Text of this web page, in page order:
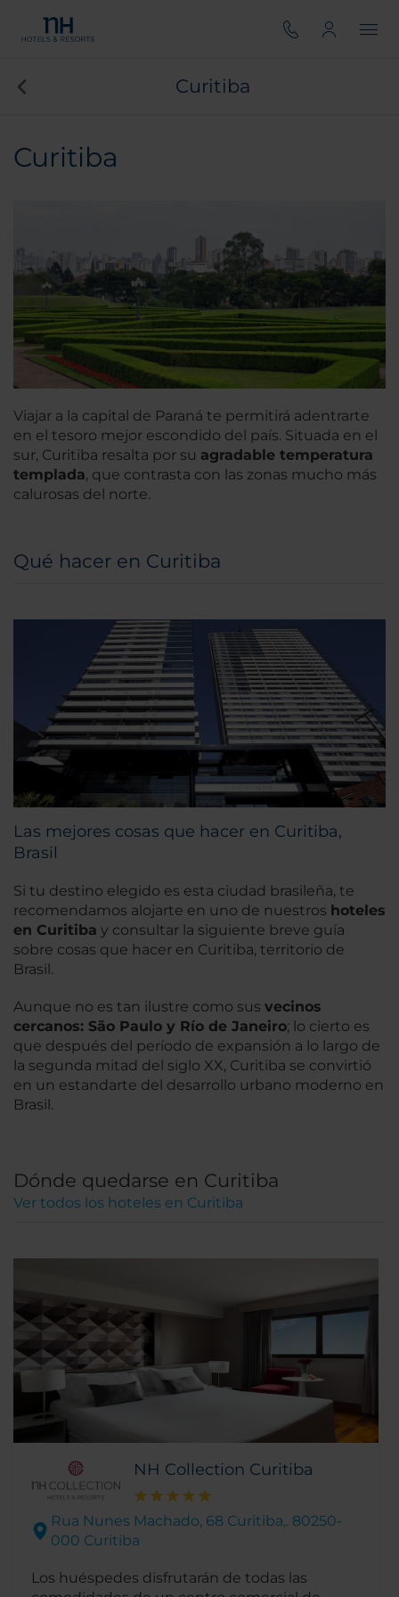
Curitiba
Curitiba
Viajar a la capital de Paraná te permitirá adentrarte
en el tesoro mejor escondido del país. Situada en el
sur, Curitiba resalta por su agradable temperatura
templada, que contrasta con las zonas mucho más
calurosas del norte.
Qué hacer en Curitiba
Las mejores cosas que hacer en Curitiba,
Brasil
Si tu destino elegido es esta ciudad brasileña, te
recomendamos alojarte en uno de nuestros hoteles
en Curitiba y consultar la siguiente breve guía
sobre cosas que hacer en Curitiba, territorio de
Brasil.
Aunque no es tan ilustre como sus vecinos
cercanos: São Paulo y Río de Janeiro; lo cierto es
que después del período de expansión a lo largo de
la segunda mitad del siglo XX, Curitiba se convirtió
en un estandarte del desarrollo urbano moderno en
Brasil.
Dónde quedarse en Curitiba
Ver todos los hoteles en Curitiba
NH Collection Curitiba
Rua Nunes Machado, 68 Curitiba,. 80250-
000 Curitiba
Los huéspedes disfrutarán de todas las